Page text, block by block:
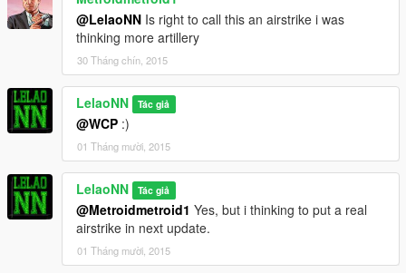
Version 1.0
Change Amount of Strikes
Change Area Size
Fast Strike Mode
Requires Script Hook V:Script Hook V
Requires Community Script Hook V.NET v2.3:Community
Script Hook V.NET
@LelaoNN Is right to call this an airstrike i was
thinking more artillery
30 Tháng chín, 2015
LelaoNN Tác giả
@WCP :)
01 Tháng mười, 2015
LelaoNN Tác giả
@Metroidmetroid1 Yes, but i thinking to put a real
airstrike in next update.
01 Tháng mười, 2015